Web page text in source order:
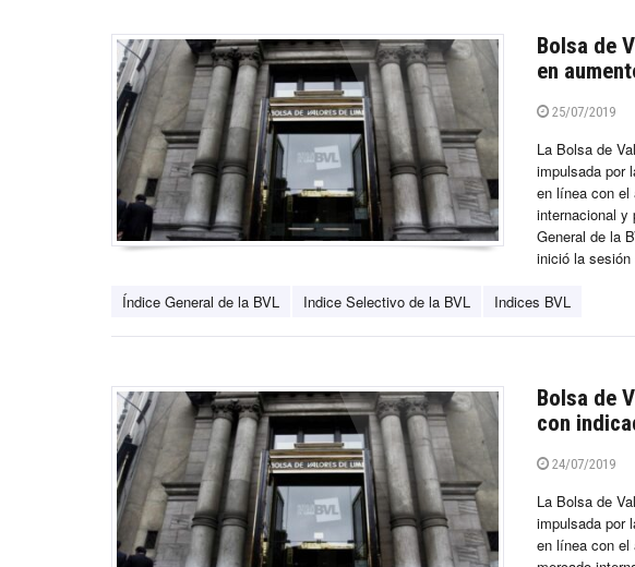
Bolsa de
en
25/07/2019
La Bolsa de
impulsada por
en línea con el
internacional y
General de la
inició la
Índice General de la BVL Indice Selectivo de la BVL Indices BVL
Bolsa de
con
24/07/2019
La Bolsa de
impulsada por
en línea con el